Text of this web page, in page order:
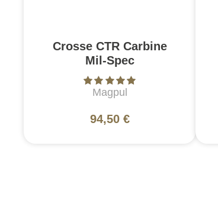
Crosse CTR Carbine
Mil-Spec
Magpul
94,50 €